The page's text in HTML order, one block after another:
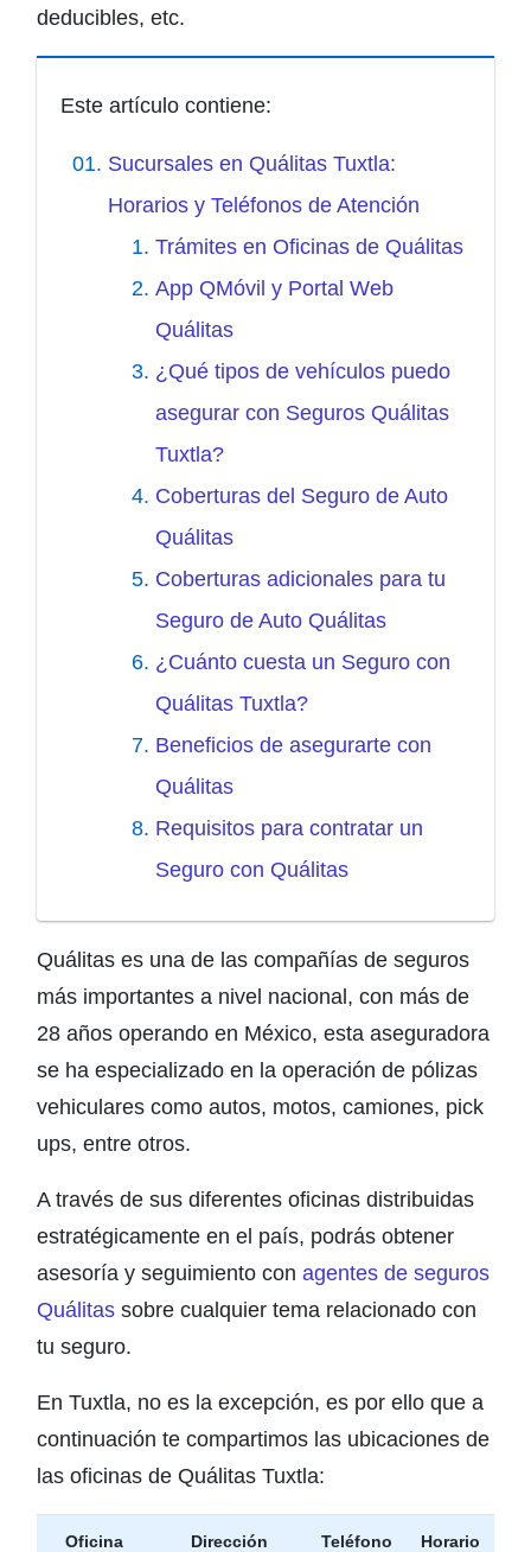
deducibles, etc.
Este artículo contiene:
Sucursales en Quálitas Tuxtla:
Horarios y Teléfonos de Atención
Trámites en Oficinas de Quálitas
App QMóvil y Portal Web
Quálitas
¿Qué tipos de vehículos puedo
asegurar con Seguros Quálitas
Tuxtla?
Coberturas del Seguro de Auto
Quálitas
Coberturas adicionales para tu
Seguro de Auto Quálitas
¿Cuánto cuesta un Seguro con
Quálitas Tuxtla?
Beneficios de asegurarte con
Quálitas
Requisitos para contratar un
Seguro con Quálitas
Quálitas es una de las compañías de seguros
más importantes a nivel nacional, con más de
28 años operando en México, esta aseguradora
se ha especializado en la operación de pólizas
vehiculares como autos, motos, camiones, pick
ups, entre otros.
A través de sus diferentes oficinas distribuidas
estratégicamente en el país, podrás obtener
asesoría y seguimiento con agentes de seguros
Quálitas sobre cualquier tema relacionado con
tu seguro.
En Tuxtla, no es la excepción, es por ello que a
continuación te compartimos las ubicaciones de
las oficinas de Quálitas Tuxtla:
Oficina Dirección Teléfono Horario